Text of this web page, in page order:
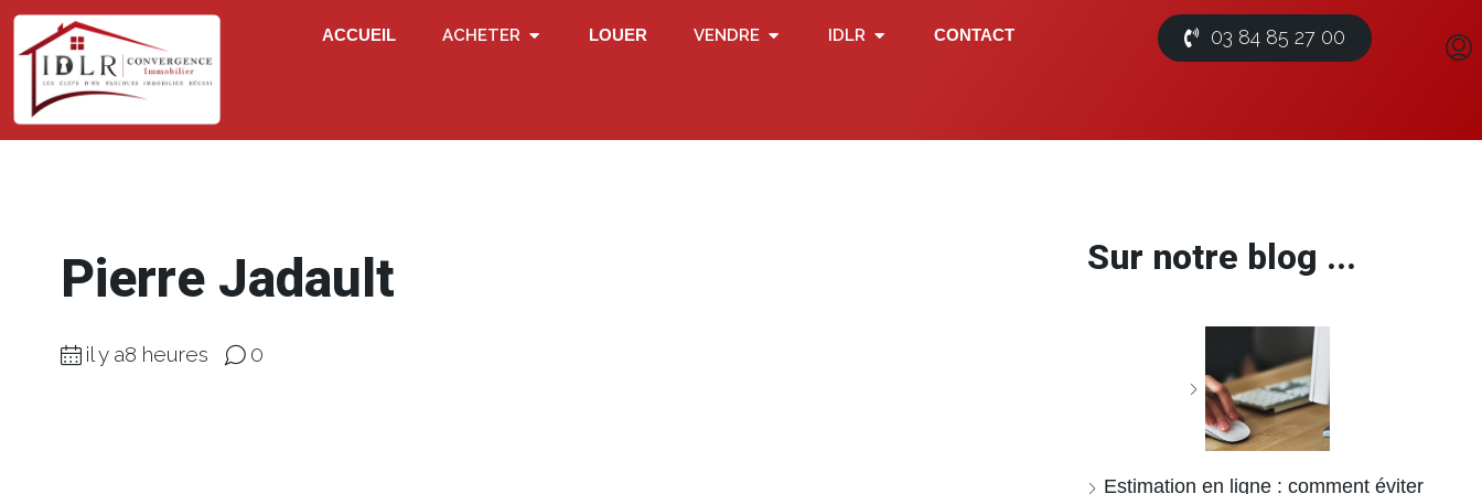
ACCUEIL ACHETER LOUER VENDRE IDLR CONTACT 03 84 85 27 00
Pierre Jadault
il y a8 heures 0
Sur notre blog ...
Estimation en ligne : comment éviter